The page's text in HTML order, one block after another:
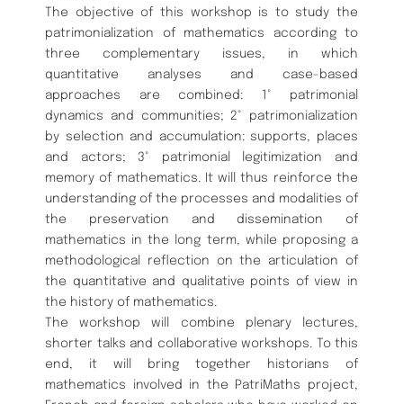
The objective of this workshop is to study the
patrimonialization of mathematics according to
three complementary issues, in which
quantitative analyses and case-based
approaches are combined: 1° patrimonial
dynamics and communities; 2° patrimonialization
by selection and accumulation: supports, places
and actors; 3° patrimonial legitimization and
memory of mathematics. It will thus reinforce the
understanding of the processes and modalities of
the preservation and dissemination of
mathematics in the long term, while proposing a
methodological reflection on the articulation of
the quantitative and qualitative points of view in
the history of mathematics.
The workshop will combine plenary lectures,
shorter talks and collaborative workshops. To this
end, it will bring together historians of
mathematics involved in the PatriMaths project,